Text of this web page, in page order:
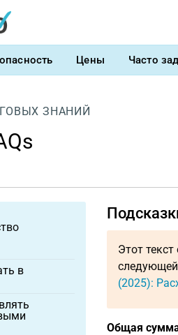
Цены Часто
ЗНАНИЙ
Этот текст
(2025):
Общая сумма
в